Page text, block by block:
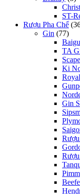
ST-
Rượu Pha Chế
Gin (77)
TA
Ki
Gin